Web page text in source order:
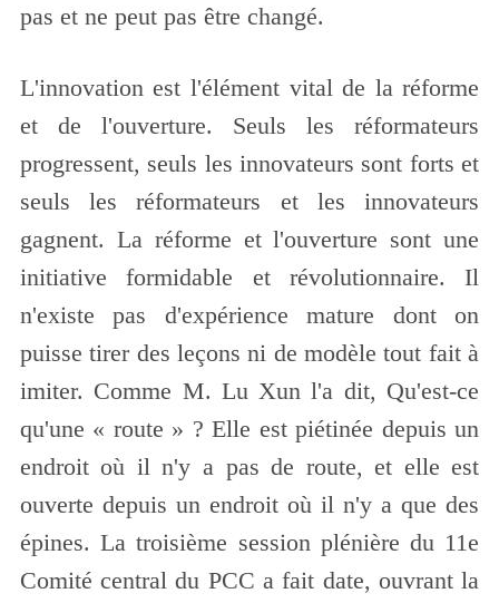
pas et ne peut pas être changé.
L'innovation est l'élément vital de la réforme
et de l'ouverture. Seuls les réformateurs
progressent, seuls les innovateurs sont forts et
seuls les réformateurs et les innovateurs
gagnent. La réforme et l'ouverture sont une
initiative formidable et révolutionnaire. Il
n'existe pas d'expérience mature dont on
puisse tirer des leçons ni de modèle tout fait à
imiter. Comme M. Lu Xun l'a dit, Qu'est-ce
qu'une « route » ? Elle est piétinée depuis un
endroit où il n'y a pas de route, et elle est
ouverte depuis un endroit où il n'y a que des
épines. La troisième session plénière du 11e
Comité central du PCC a fait date, ouvrant la